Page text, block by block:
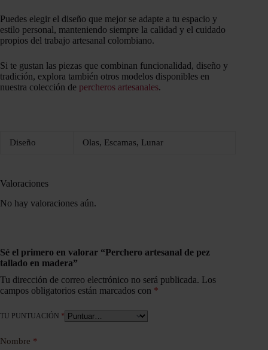
Puedes elegir el diseño que mejor se adapte a tu espacio y
estilo personal, manteniendo siempre la calidad y el cuidado
propios del trabajo artesanal colombiano.
Si te gustan las piezas que combinan funcionalidad, diseño y
tradición, explora también otros modelos disponibles en
nuestra colección de percheros artesanales.
Diseño Olas, Escamas, Lunar
Valoraciones
No hay valoraciones aún.
Sé el primero en valorar “Perchero artesanal de pez
tallado en madera”
Tu dirección de correo electrónico no será publicada. Los
campos obligatorios están marcados con *
TU PUNTUACIÓN *
Nombre *